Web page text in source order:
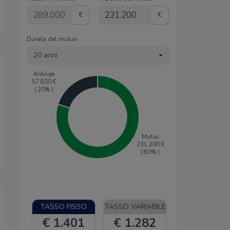
€ €
Durata del mutuo
20 anni
Anticipo
57.800€
( 20% )
Mutuo
231.200€
(80% )
TASSO FISSO
€ 1.401
TASSO VARIABILE
€ 1.282